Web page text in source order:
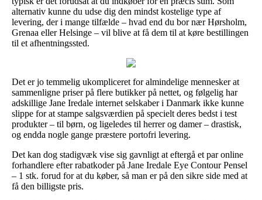
alternativ kunne du udse dig den mindst kostelige type af
levering, der i mange tilfælde – hvad end du bor nær Hørsholm,
Grenaa eller Helsinge – vil blive at få dem til at køre bestillingen
til et afhentningssted.
Det er jo temmelig ukompliceret for almindelige mennesker at
sammenligne priser på flere butikker på nettet, og følgelig har
adskillige Jane Iredale internet selskaber i Danmark ikke kunne
slippe for at stampe salgsværdien på specielt deres bedst i test
produkter – til børn, og ligeledes til herrer og damer – drastisk,
og endda nogle gange præstere portofri levering.
Det kan dog stadigvæk vise sig gavnligt at eftergå et par online
forhandlere efter rabatkoder på Jane Iredale Eye Contour Pensel
– 1 stk. forud for at du køber, så man er på den sikre side med at
få den billigste pris.